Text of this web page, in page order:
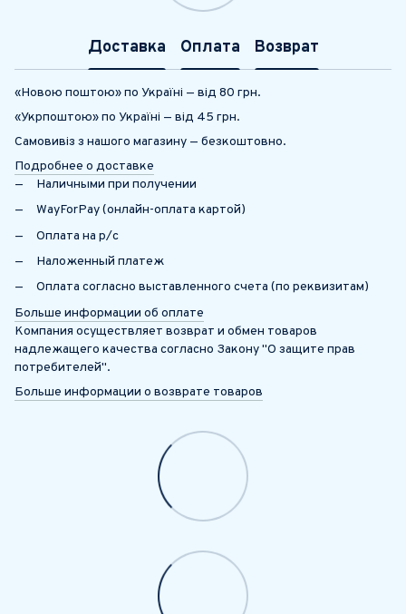
Доставка Оплата Возврат
«Новою поштою» по Україні — від 80 грн.
«Укрпоштою» по Україні — від 45 грн.
Самовивіз з нашого магазину — безкоштовно.
Подробнее о доставке
Наличными при получении
WayForPay (онлайн-оплата картой)
Оплата на р/с
Наложенный платеж
Оплата согласно выставленного счета (по реквизитам)
Больше информации об оплате
Компания осуществляет возврат и обмен товаров
надлежащего качества согласно Закону "О защите прав
потребителей".
Больше информации о возврате товаров